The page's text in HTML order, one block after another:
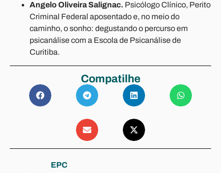
Angelo Oliveira Salignac. Psicólogo Clínico, Perito
Criminal Federal aposentado e, no meio do
caminho, o sonho: degustando o percurso em
psicanálise com a Escola de Psicanálise de
Curitiba.
Compatilhe
EPC